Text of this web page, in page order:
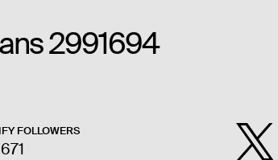
2991694
FOLLOWERS